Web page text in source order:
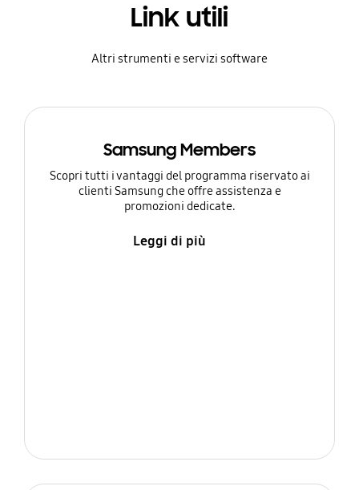
Link utili
Altri strumenti e servizi software
Samsung Members
Scopri tutti i vantaggi del programma riservato ai
clienti Samsung che offre assistenza e
promozioni dedicate.
Leggi di più